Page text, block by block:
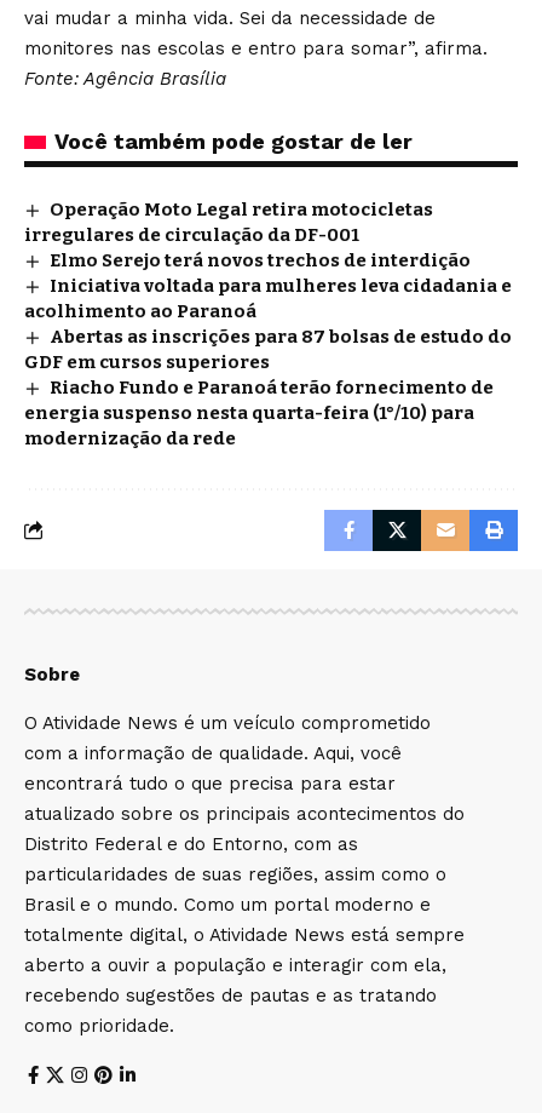
vai mudar a minha vida. Sei da necessidade de
monitores nas escolas e entro para somar”, afirma.
Fonte: Agência Brasília
Você também pode gostar de ler
Operação Moto Legal retira motocicletas
irregulares de circulação da DF-001
Elmo Serejo terá novos trechos de interdição
Iniciativa voltada para mulheres leva cidadania e
acolhimento ao Paranoá
Abertas as inscrições para 87 bolsas de estudo do
GDF em cursos superiores
Riacho Fundo e Paranoá terão fornecimento de
energia suspenso nesta quarta-feira (1°/10) para
modernização da rede
Sobre
O Atividade News é um veículo comprometido
com a informação de qualidade. Aqui, você
encontrará tudo o que precisa para estar
atualizado sobre os principais acontecimentos do
Distrito Federal e do Entorno, com as
particularidades de suas regiões, assim como o
Brasil e o mundo. Como um portal moderno e
totalmente digital, o Atividade News está sempre
aberto a ouvir a população e interagir com ela,
recebendo sugestões de pautas e as tratando
como prioridade.